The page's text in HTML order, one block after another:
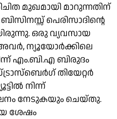
മുഖമായി മാറുന്നതിന്
പെരിസാദിന്റെ
ഒരു വ്യവസായ
ന്യൂയോർക്കിലെ
എം.ബി.എ ബിരുദം
തിയേറ്റർ
നിന്ന്
നേടുകയും ചെയ്തു.
ശേഷം